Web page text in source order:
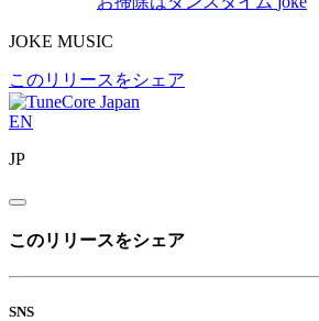
JOKE MUSIC
このリリースをシェア
EN
JP
このリリースをシェア
SNS